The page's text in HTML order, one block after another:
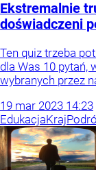
Ekstremalnie
doświadczeni
Ten quiz trzeba
dla Was 10 pytań,
wybranych przez
19 mar 2023 14:23
EdukacjaKraj